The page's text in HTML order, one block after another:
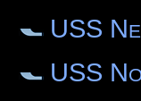
USS
USS